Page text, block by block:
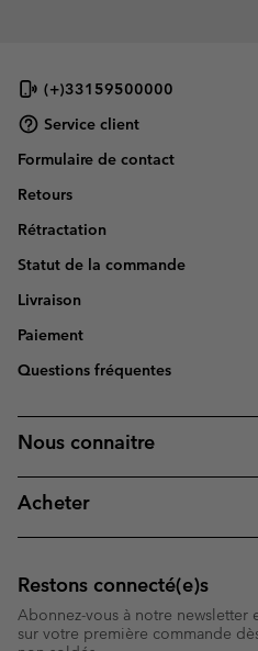
(+)33159500000
Service client
Formulaire de contact
Retours
Rétractation
Statut de la commande
Livraison
Paiement
Questions fréquentes
Nous connaitre
Acheter
Restons connecté(e)s
Abonnez-vous à notre newsletter
sur votre première commande